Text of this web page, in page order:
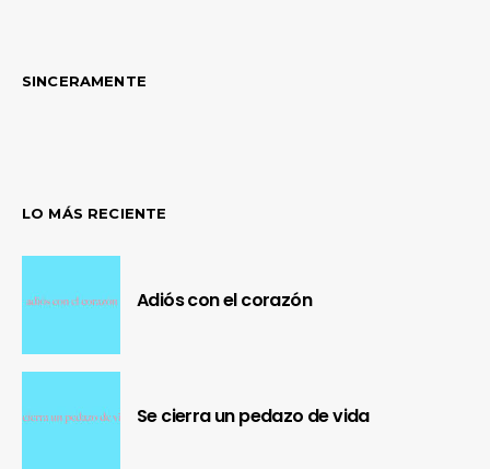
SINCERAMENTE
LO MÁS RECIENTE
Adiós con el corazón
Se cierra un pedazo de vida